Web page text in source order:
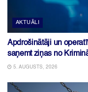
AKTUĀLI
Apdrošinātāji un
saņemt ziņas no
5. AUGUSTS, 2026